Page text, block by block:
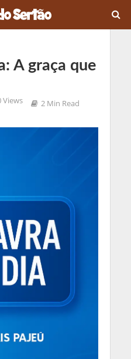
A graça que
Views 2 Min Read